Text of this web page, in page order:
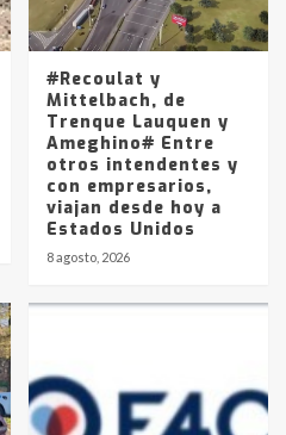
YPF hasta Axion
pesos
#Recoulat y
Mittelbach, de
Trenque Lauquen y
Ameghino# Entre
otros intendentes y
con empresarios,
viajan desde hoy a
Estados Unidos
8 agosto, 2026